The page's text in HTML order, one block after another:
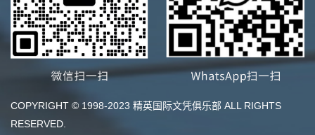
COPYRIGHT © 1998-2023 精英国际文凭俱乐部 ALL RIGHTS
RESERVED.